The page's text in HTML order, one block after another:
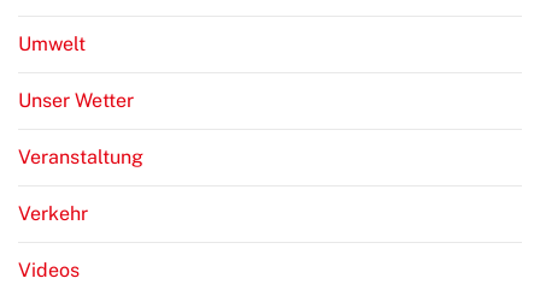
Umwelt
Unser Wetter
Veranstaltung
Verkehr
Videos